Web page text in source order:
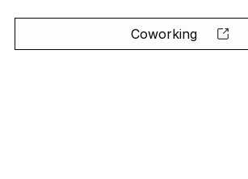
Coworking